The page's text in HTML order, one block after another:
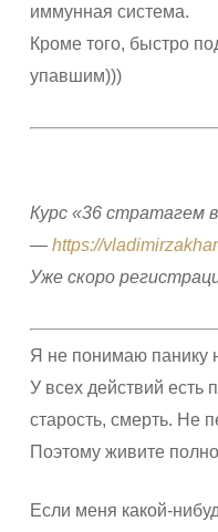
иммунная система.
Кроме того, быстро
упавшим)))
Курс «36 стратагем
— https://
Уже скоро
Я не понимаю панику
У всех действий есть
старость, смерть. Не
Поэтому живите
Если меня какой-